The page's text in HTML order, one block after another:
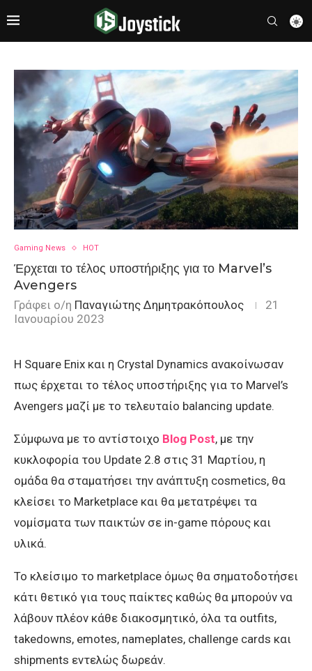
Gaming News HOT
Έρχεται το τέλος υποστήριξης για το Marvel’s
Avengers
Γράφει ο/η Παναγιώτης Δημητρακόπουλος
21
Ιανουαρίου 2023
Η Square Enix και η Crystal Dynamics ανακοίνωσαν
πως έρχεται το τέλος υποστήριξης για το Marvel’s
Avengers μαζί με το τελευταίο balancing update.
Σύμφωνα με το αντίστοιχο Blog Post, με την
κυκλοφορία του Update 2.8 στις 31 Μαρτίου, η
ομάδα θα σταματήσει την ανάπτυξη cosmetics, θα
κλείσει το Marketplace και θα μετατρέψει τα
νομίσματα των παικτών σε in-game πόρους και
υλικά.
Το κλείσιμο το marketplace όμως θα σηματοδοτήσει
κάτι θετικό για τους παίκτες καθώς θα μπορούν να
λάβουν πλέον κάθε διακοσμητικό, όλα τα outfits,
takedowns, emotes, nameplates, challenge cards και
shipments εντελώς δωρεάν.